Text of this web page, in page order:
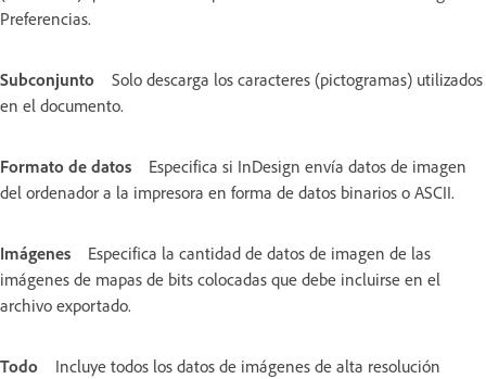
Preferencias.
Subconjunto
Solo descarga los caracteres (pictogramas) utilizados
en el documento.
Formato de datos
Especifica si InDesign envía datos de imagen
del ordenador a la impresora en forma de datos binarios o ASCII.
Imágenes
Especifica la cantidad de datos de imagen de las
imágenes de mapas de bits colocadas que debe incluirse en el
archivo exportado.
Todo
Incluye todos los datos de imágenes de alta resolución